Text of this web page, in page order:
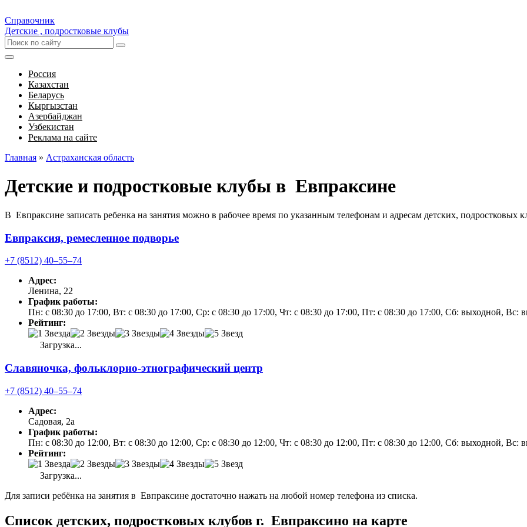
Справочник
Детские , подростковые клубы
Россия
Казахстан
Беларусь
Кыргызстан
Азербайджан
Узбекистан
Реклама на сайте
Главная » Астраханская область
Детские и подростковые клубы в Евпраксине
В Евпраксине записать ребенка на занятия можно в рабочее время по указанным телефонам и адресам детских, подростковых
Евпраксия, ремесленное подворье
+7 (8512) 40‒55‒74
Адрес:
Ленина, 22
График работы:
Пн: с 08:30 до 17:00, Вт: с 08:30 до 17:00, Ср: с 08:30 до 17:00, Чт: с 08:30 до 17:00, Пт: с 08:30 до 17:00, Сб: выходной, Вс:
Рейтинг:
Загрузка...
Славяночка, фольклорно-этнографический центр
+7 (8512) 40‒55‒74
Адрес:
Садовая, 2а
График работы:
Пн: с 08:30 до 12:00, Вт: с 08:30 до 12:00, Ср: с 08:30 до 12:00, Чт: с 08:30 до 12:00, Пт: с 08:30 до 12:00, Сб: выходной, Вс:
Рейтинг:
Загрузка...
Для записи ребёнка на занятия в Евпраксине достаточно нажать на любой номер телефона из списка.
Список детских, подростковых клубов г. Евпраксино на карте